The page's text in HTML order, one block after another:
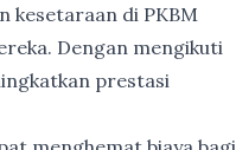
kesetaraan di PKBM
Dengan mengikuti
prestasi